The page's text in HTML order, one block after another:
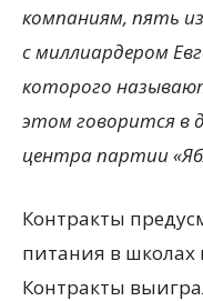
компаниям, пять
с миллиардером
которого
этом говорится в
центра партии
Контракты
питания в школах
Контракты